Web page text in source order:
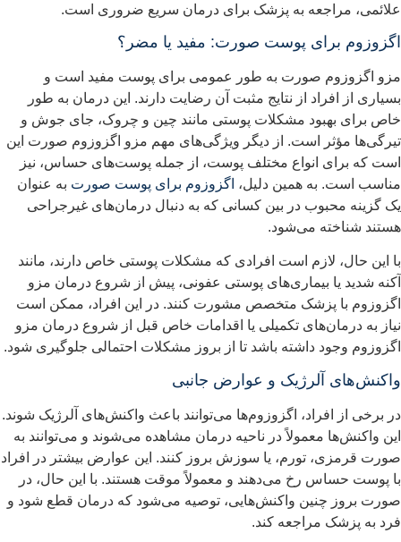
مراجعه به پزشک برای درمان سریع ضروری است.
برای پوست صورت: مفید یا مضر؟
اگزوزوم صورت به طور عمومی برای پوست مفید است و
از افراد از نتایج مثبت آن رضایت دارند. این درمان به طور
برای بهبود مشکلات پوستی مانند چین و چروک، جای جوش و
مؤثر است. از دیگر ویژگی‌های مهم مزو اگزوزوم صورت این
که برای انواع مختلف پوست، از جمله پوست‌های حساس، نیز
است. به همین دلیل، اگزوزوم برای پوست صورتبه عنوان
گزینه محبوب در بین کسانی که به دنبال درمان‌های غیرجراحی
شناخته می‌شود.
این حال، لازم است افرادی که مشکلات پوستی خاص دارند، مانند
شدید یا بیماری‌های پوستی عفونی، پیش از شروع درمان مزو
با پزشک متخصص مشورت کنند. در این افراد، ممکن است
به درمان‌های تکمیلی یا اقدامات خاص قبل از شروع درمان مزو
وجود داشته باشد تا از بروز مشکلات احتمالی جلوگیری شود.
آلرژیک و عوارض جانبی
برخی از افراد، اگزوزوم‌ها می‌توانند باعث واکنش‌های آلرژیک شوند.
واکنش‌ها معمولاً در ناحیه درمان مشاهده می‌شوند و می‌توانند به
قرمزی، تورم، یا سوزش بروز کنند. این عوارض بیشتر در افراد
پوست حساس رخ می‌دهند و معمولاً موقت هستند. با این حال، در
بروز چنین واکنش‌هایی، توصیه می‌شود که درمان قطع شود و
به پزشک مراجعه کند.